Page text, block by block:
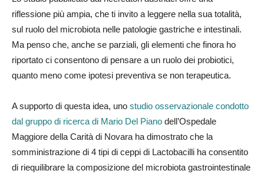
riflessione più ampia, che ti invito a leggere nella sua totalità,
sul ruolo del microbiota nelle patologie gastriche e intestinali.
Ma penso che, anche se parziali, gli elementi che finora ho
riportato ci consentono di pensare a un ruolo dei probiotici,
quanto meno come ipotesi preventiva se non terapeutica.
A supporto di questa idea, uno studio osservazionale condotto
dal gruppo di ricerca di Mario Del Piano dell’Ospedale
Maggiore della Carità di Novara ha dimostrato che la
somministrazione di 4 tipi di ceppi di Lactobacilli ha consentito
di riequilibrare la composizione del microbiota gastrointestinale